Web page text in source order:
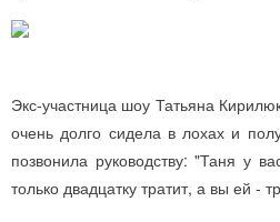
Экс-участница шоу Татьяна
очень долго сидела в лохах и
позвонила руководству: "Таня у
только двадцатку тратит, а вы ей -